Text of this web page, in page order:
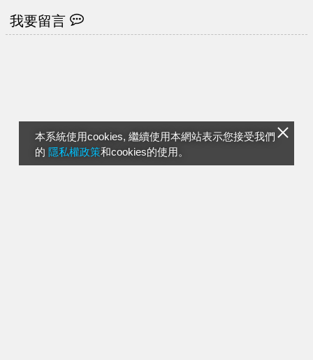
本系統使用cookies, 繼續使用本網站表示您接受我們
的 隱私權政策和cookies的使用。
我要留言